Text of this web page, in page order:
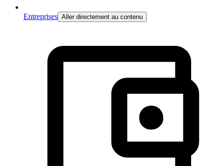
Entreprises Aller directement au contenu